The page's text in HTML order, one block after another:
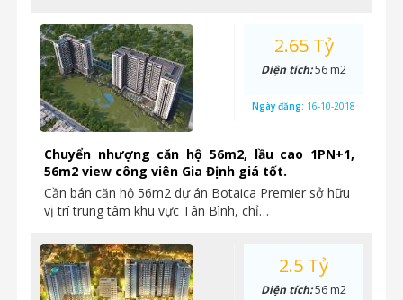
Chuyển nhượng căn hộ 56m2, lầu cao 1PN+1,
56m2 view công viên Gia Định giá tốt.
Cần bán căn hộ 56m2 dự án Botaica Premier sở hữu
vị trí trung tâm khu vực Tân Bình, chỉ…
2.65 Tỷ
Diện tích:56 m2
Ngày đăng: 16-10-2018
2.5 Tỷ
Diện tích:56 m2